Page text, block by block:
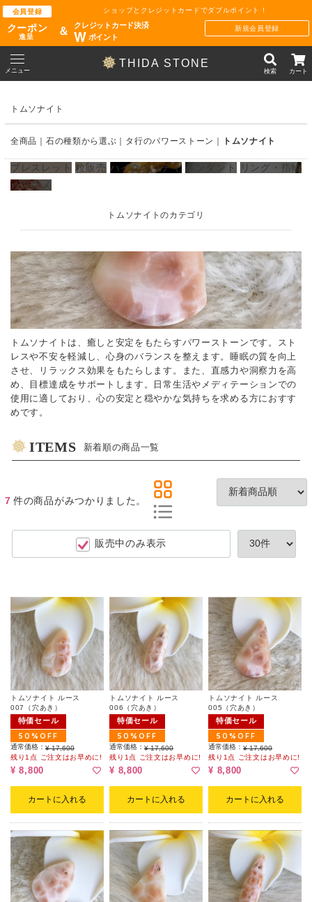
会員登録
クーポン
進呈
ショップとクレジットカードでダブルポイント !
＆
クレジットカード決済
Wポイント
新規会員登録
THIDA STONE
メニュー 検索 カート
トムソナイト
全商品 石の種類から選ぶ タ行のパワーストーン トムソナイト
ブレスレット 粒販売 ハイクオリティ ペンダント
リング・指輪
オススメ
トムソナイトのカテゴリ
トムソナイトは、癒しと安定をもたらすパワーストーンです。スト
レスや不安を軽減し、心身のバランスを整えます。睡眠の質を向上
させ、リラックス効果をもたらします。また、直感力や洞察力を高
め、目標達成をサポートします。日常生活やメディテーションでの
使用に適しており、心の安定と穏やかな気持ちを求める方におすす
めです。
ITEMS 新着順の商品一覧
7 件の商品がみつかりました。
販売中のみ表示
トムソナイト ルース
007（穴あき）
特価セール
50%OFF
通常価格： ¥ 17,600
残り1点 ご注文はお早めに!
¥ 8,800
カートに入れる
トムソナイト ルース
006（穴あき）
特価セール
50%OFF
通常価格：¥ 17,600
残り1点 ご注文はお早めに!
¥ 8,800
カートに入れる
トムソナイト ルース
005（穴あき）
特価セール
50%OFF
通常価格：¥ 17,600
残り1点 ご注文はお早めに!
¥ 8,800
カートに入れる